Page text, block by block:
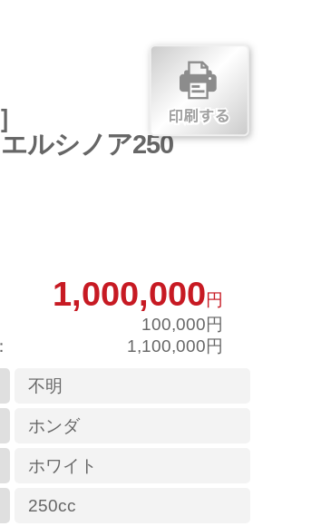
ルシノア250
1,000,000円
100,000円
1,100,000円
不明
ホンダ
ホワイト
250cc